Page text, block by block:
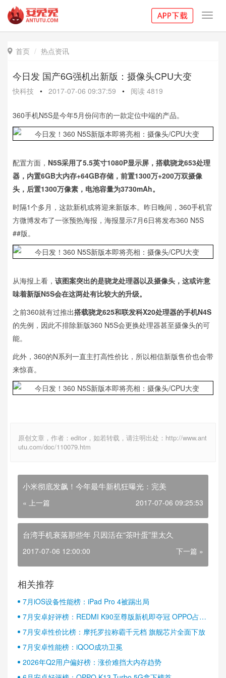
 首页 热点资讯
今日发 国产6G强机出新版：摄像头CPU大变
快科技 • 2017-07-06 09:37:59 • 阅读 4819
360手机N5S是今年5月份问市的一款定位中端的产品。
配置方面， N5S采用了5.5英寸1080P显示屏，搭载骁龙653处理
器，内置6GB大内存+64GB存储，前置1300万+200万双摄像
头，后置1300万像素，电池容量为3730mAh。
时隔1个多月，这款新机或将迎来新版本。昨日晚间，360手机官
方微博发布了一张预热海报，海报显示7月6日将发布360 N5S
##版。
从海报上看， 该图案突出的是骁龙处理器以及摄像头，这或许意
味着新版N5S会在这两处有比较大的升级。
之前360就有过推出搭载骁龙625和联发科X20处理器的手机N4S
的先例，因此不排除新版360 N5S会更换处理器甚至摄像头的可
能。
此外，360的N系列一直主打高性价比，所以相信新版售价也会带
来惊喜。
原创文章，作者：editor，如若转载，请注明出处：http://www.ant
utu.com/doc/110079.htm
小米彻底发飙！今年最牛新机狂曝光：完美
« 上一篇 2017-07-06 09:25:53
台湾手机衰落那些年 只因活在“茶叶蛋”里太久
2017-07-06 12:00:00 下一篇 »
相关推荐
7月iOS设备性能榜：iPad Pro 4被踢出局
7月安卓好评榜：REDMI K90至尊版新机即夺冠 OPPO占据
半壁江山
7月安卓性价比榜：摩托罗拉称霸千元档 旗舰芯片全面下放
7月安卓性能榜：iQOO成功卫冕
2026年Q2用户偏好榜：涨价难挡大内存趋势